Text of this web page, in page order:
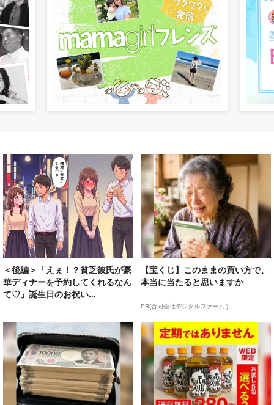
＜後編＞「えぇ！？貧乏彼氏が豪
華ディナーを予約してくれるなん
て♡」誕生日のお祝い...
【宝くじ】このままの買い方で、
本当に当たると思いますか
PR(合同会社デジタルファーム )